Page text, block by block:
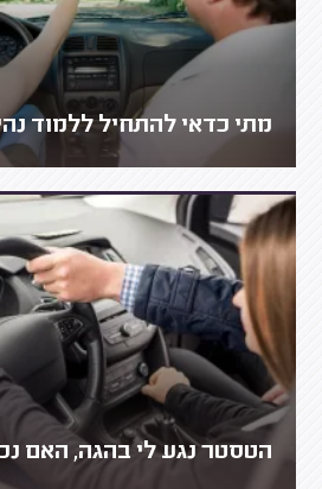
מתי כדאי להתחיל ללמוד
הטסטר נגע לי בהגה, האם